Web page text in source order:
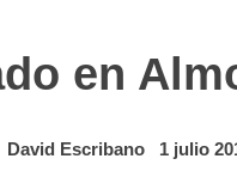
en
David Escribano 1 julio